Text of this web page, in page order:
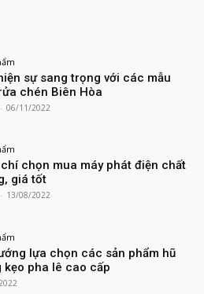
sự sang trọng với các mẫu
chén Biên Hòa
- 06/11/2022
chọn mua máy phát điện chất
giá tốt
- 13/08/2022
lựa chọn các sản phẩm hũ
kẹo pha lê cao cấp